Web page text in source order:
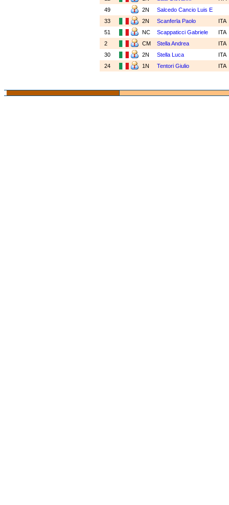
49
2N
Salcedo Cancio Luis E
33
2N Scanferla Paolo
ITA
51
NC Scappaticci Gabriele
ITA
2
CM Stella Andrea
ITA
30
2N Stella Luca
ITA
24
1N Tentori Giulio ITA